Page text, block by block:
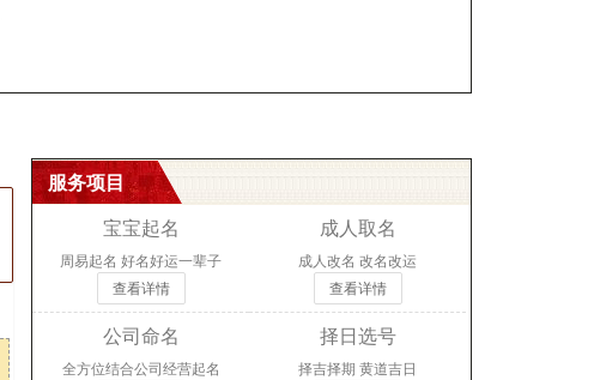
服务项目
宝宝起名
周易起名 好名好运一辈子
查看详情
成人取名
成人改名 改名改运
查看详情
公司命名
全方位结合公司经营起名
择日选号
择吉择期 黄道吉日